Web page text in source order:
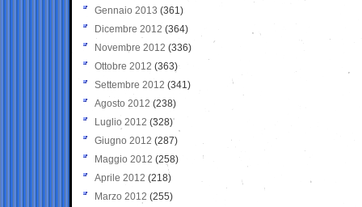
Gennaio 2013 (361)
Dicembre 2012 (364)
Novembre 2012 (336)
Ottobre 2012 (363)
Settembre 2012 (341)
Agosto 2012 (238)
Luglio 2012 (328)
Giugno 2012 (287)
Maggio 2012 (258)
Aprile 2012 (218)
Marzo 2012 (255)